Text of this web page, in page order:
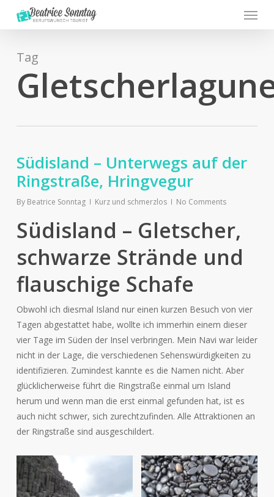
content
Menu
Tag
Südisland – Unterwegs auf der
Ringstraße, Hringvegur
By Beatrice Sonntag Kurz und schmerzlos No Comments
Südisland – Gletscher,
schwarze Strände und
flauschige Schafe
Obwohl ich diesmal Island nur einen kurzen Besuch von vier
Tagen abgestattet habe, wollte ich immerhin einem dieser
vier Tage im Süden der Insel verbringen. Mein Navi war leider
nicht in der Lage, die verschiedenen Sehenswürdigkeiten zu
identifizieren. Zumindest kannte es die Namen nicht. Aber
glücklicherweise führt die Ringstraße einmal um Island
herum und wenn man die erst einmal gefunden hat, ist es
auch nicht schwer, sich zurechtzufinden. Alle Attraktionen an
der Ringstraße sind ausgeschildert.